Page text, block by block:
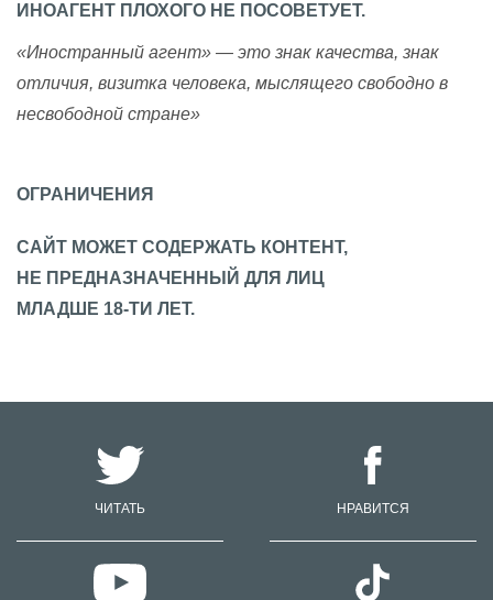
ИНОАГЕНТ ПЛОХОГО НЕ ПОСОВЕТУЕТ.
«Иностранный агент» — это знак качества, знак
отличия, визитка человека, мыслящего свободно в
несвободной стране»
ОГРАНИЧЕНИЯ
САЙТ МОЖЕТ СОДЕРЖАТЬ КОНТЕНТ,
НЕ ПРЕДНАЗНАЧЕННЫЙ ДЛЯ ЛИЦ
МЛАДШЕ 18-ТИ ЛЕТ.
ЧИТАТЬ НРАВИТСЯ